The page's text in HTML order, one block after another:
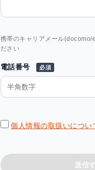
携帯のキャリアメール(docomo/
ださい
電話番号 必須
個人情報の取扱いについ